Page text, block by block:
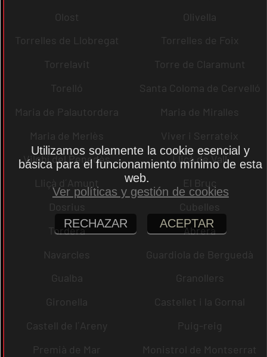
Olost
Olivella
Torrelles de Llobregat
Torrelles de Foix
Torrelavit
Torre de Claramunt
Torelló
Santa Coloma de Cervelló
Maria de Palautordera
Maria de Miralles
Maria de Merlès
Viver i Serrateix
Vilobí del Penedès
Lliçà de Vall
Lliçà d´Amunt
El Bruc
Dosrius
Cubelles
Tordera
Abrera
Navarcles
Guardiola de Berguedà
Gualba
Granollers
Gironella
Castellet i la Gornal
Castell de l´Areny
Puig-reig
Premià de Mar
Monistrol de Montserrat
Utilizamos solamente la cookie esencial y
básica para el funcionamiento mínimo de esta
web.
Ver políticas y gestión de cookies
RECHAZAR ACEPTAR